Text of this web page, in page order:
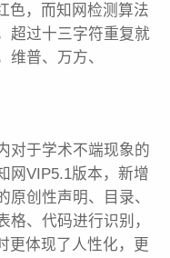
色，而知网检测算法
超过十三字符重复就
维普、万方、
对于学术不端现象的
网VIP5.1版本，新增
创性声明、目录、
、代码进行识别，
更体现了人性化，更